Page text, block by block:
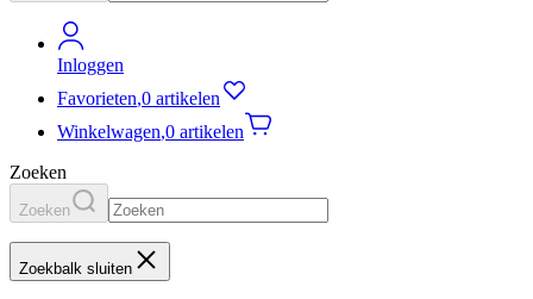
Inloggen
Favorieten,0 artikelen
Winkelwagen,0 artikelen
Zoeken
Zoeken
Zoekbalk sluiten